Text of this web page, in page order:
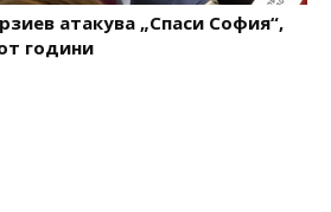
атакува „Спаси София“,
години